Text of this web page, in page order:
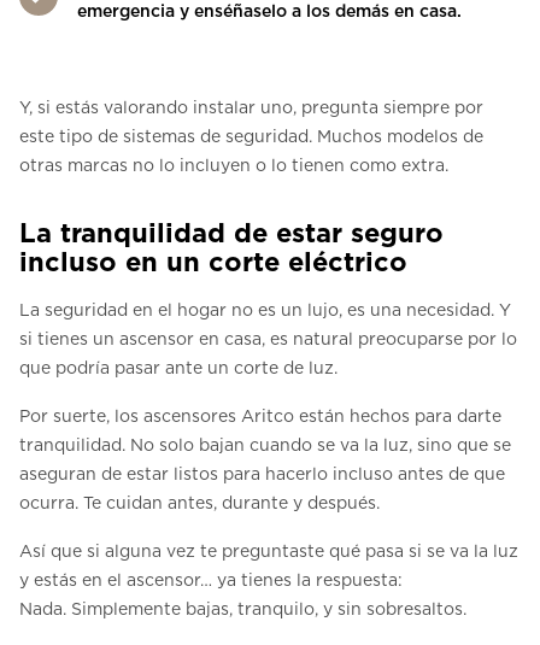
emergencia y enséñaselo a los demás en casa.
Y, si estás valorando instalar uno, pregunta siempre por
este tipo de sistemas de seguridad. Muchos modelos de
otras marcas no lo incluyen o lo tienen como extra.
La tranquilidad de estar seguro
incluso en un corte eléctrico
La seguridad en el hogar no es un lujo, es una necesidad. Y
si tienes un ascensor en casa, es natural preocuparse por lo
que podría pasar ante un corte de luz.
Por suerte, los ascensores Aritco están hechos para darte
tranquilidad. No solo bajan cuando se va la luz, sino que se
aseguran de estar listos para hacerlo incluso antes de que
ocurra. Te cuidan antes, durante y después.
Así que si alguna vez te preguntaste qué pasa si se va la luz
y estás en el ascensor… ya tienes la respuesta:
Nada. Simplemente bajas, tranquilo, y sin sobresaltos.